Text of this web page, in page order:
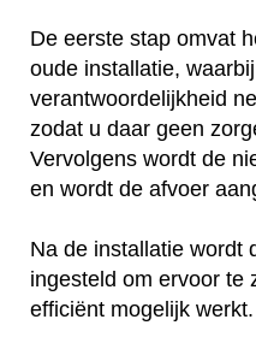
De eerste stap omvat
oude installatie,
verantwoordelijkheid
zodat u daar geen
Vervolgens wordt de
en wordt de afvoer
Na de installatie wordt
ingesteld om ervoor te
efficiënt mogelijk werkt.